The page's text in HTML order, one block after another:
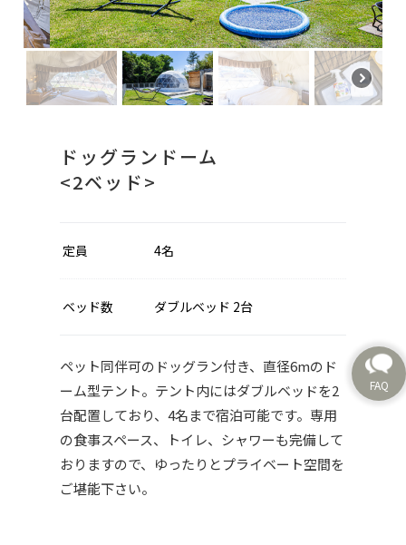
ドッグランドーム
<2ベッド>
定員 4名
ベッド数 ダブルベッド 2台
ペット同伴可のドッグラン付き、直径6mのド
ーム型テント。テント内にはダブルベッドを2
台配置しており、4名まで宿泊可能です。専用
の食事スペース、トイレ、シャワーも完備して
おりますので、ゆったりとプライベート空間を
ご堪能下さい。